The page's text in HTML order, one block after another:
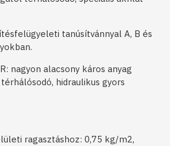
tanúsítvánnyal A, B és
R: nagyon alacsony káros anyag
hidraulikus gyors
ragasztáshoz: 0,75 kg/m2,